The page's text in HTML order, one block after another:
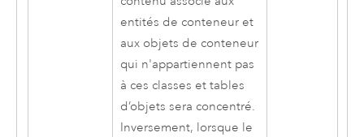
entités de conteneur et
aux objets de conteneur
qui n'appartiennent pas
à ces classes et tables
d’objets sera concentré.
Inversement, lorsque le